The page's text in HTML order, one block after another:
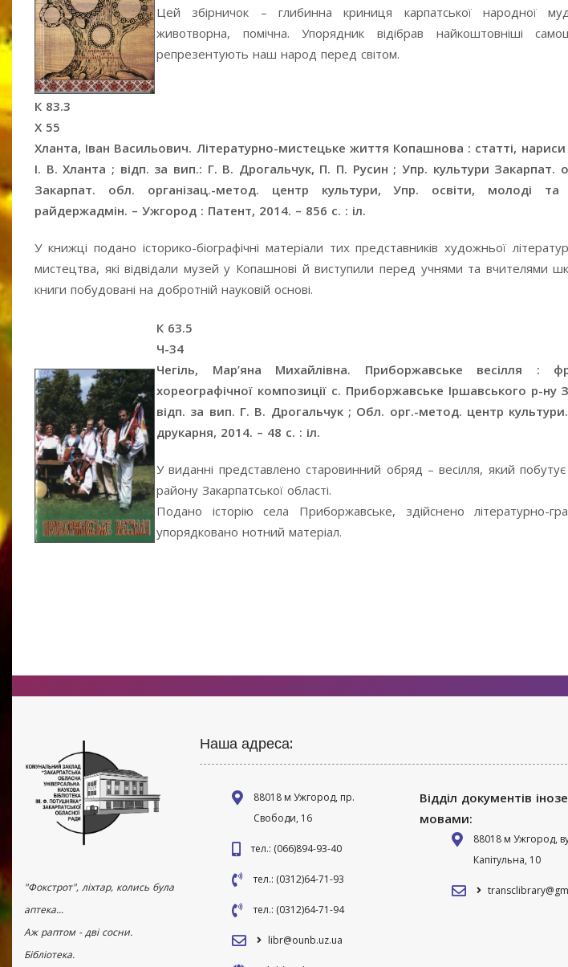
Цей збірничок – глибинна криниця карпатської народної
животворна, помічна. Упорядник відібрав найкоштовніші
репрезентують наш народ перед світом.
К 83.3
Х 55
Хланта, Іван Васильович. Літературно-мистецьке життя Копашнова : статті,
І. В. Хланта ; відп. за вип.: Г. В. Дрогальчук, П. П. Русин ; Упр. культури Закарпат.
Закарпат. обл. організац.-метод. центр культури, Упр. освіти, молоді та
райдержадмін. – Ужгород : Патент, 2014. – 856 с. : іл.
У книжці подано історико-біографічні матеріали тих представників художньої
мистецтва, які відвідали музей у Копашнові й виступили перед учнями та вчителями
книги побудовані на добротній науковій основі.
К 63.5
Ч-34
Чегіль, Мар’яна Михайлівна. Приборжавське весілля :
хореографічної композиції с. Приборжавське Іршавського р-
відп. за вип. Г. В. Дрогальчук ; Обл. орг.-метод. центр
друкарня, 2014. – 48 с. : іл.
У виданні представлено старовинний обряд – весілля, який
району Закарпатської області.
Подано історію села Приборжавське, здійснено літературно-
упорядковано нотний матеріал.
"Фокстрот", ліхтар, колись була
аптека...
Аж раптом - дві сосни.
Бібліотека.
Наша адреса:
88018 м Ужгород, пр.
Свободи, 16
тел.: (066)894-93-40
тел.: (0312)64-71-93
тел.: (0312)64-71-94
libr@ounb.uz.ua
Відділ документів
мовами:
88018 м Ужгород,
Капітульна, 10